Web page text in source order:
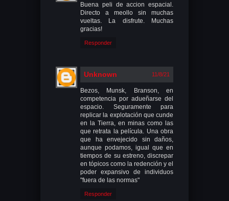
Buena peli de accion espacial.
Directo a meollo sin muchas
vueltas. La disfrute. Muchas
gracias!
Responder
Unknown 11/8/21
Bezos, Munsk, Branson, en
competencia por adueñarse del
espacio. Seguramente para
replicar la explotación que cunde
en la Tierra, en minas como las
que retrata la película. Una obra
que ha envejecido sin daños,
aunque podamos, igual que en
tiempos de su estreno, discrepar
en tópicos como la redención y el
poder expansivo de individuos
"fuera de las normas"
Responder